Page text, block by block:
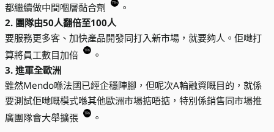
都繼續做中間嗰層黏合劑
。
2. 團隊由50人翻倍至100人
要服務更多客、加快產品開發同打入新市場，就要夠人。佢哋打
算將員工數目加倍
。
3. 進軍全歐洲
雖然Mendo喺法國已經企穩陣腳，但呢次A輪融資嘅目的，就係
要測試佢哋嘅模式喺其他歐洲市場掂唔掂，特別係銷售同市場推
廣團隊會大舉擴張
。